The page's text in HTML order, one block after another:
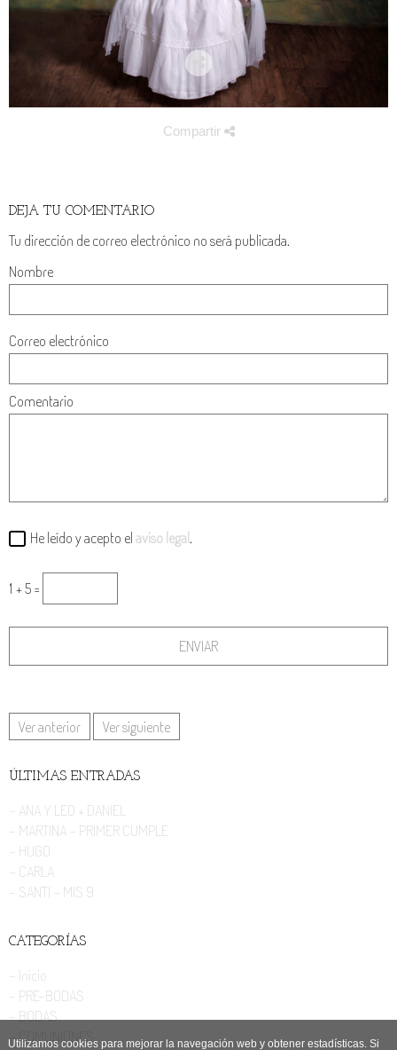
Compartir
DEJA TU COMENTARIO
Tu dirección de correo electrónico no será publicada.
Nombre
Correo electrónico
Comentario
He leído y acepto elaviso legal .
1 + 5 =
Ver anterior Ver siguiente
ÚLTIMAS ENTRADAS
- ANA Y LEO + DANIEL
- MARTINA - PRIMER CUMPLE
- HUGO
- CARLA
- SANTI - MIS 9
CATEGORÍAS
- Inicio
- PRE-BODAS
- BODAS
- COMUNIONES
Utilizamos cookies para mejorar la navegación web y obtener estadísticas. Si